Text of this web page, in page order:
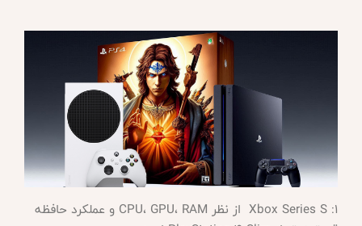
Xbox Series S :1 از نظر CPU، GPU، RAM و عملکرد حافظه